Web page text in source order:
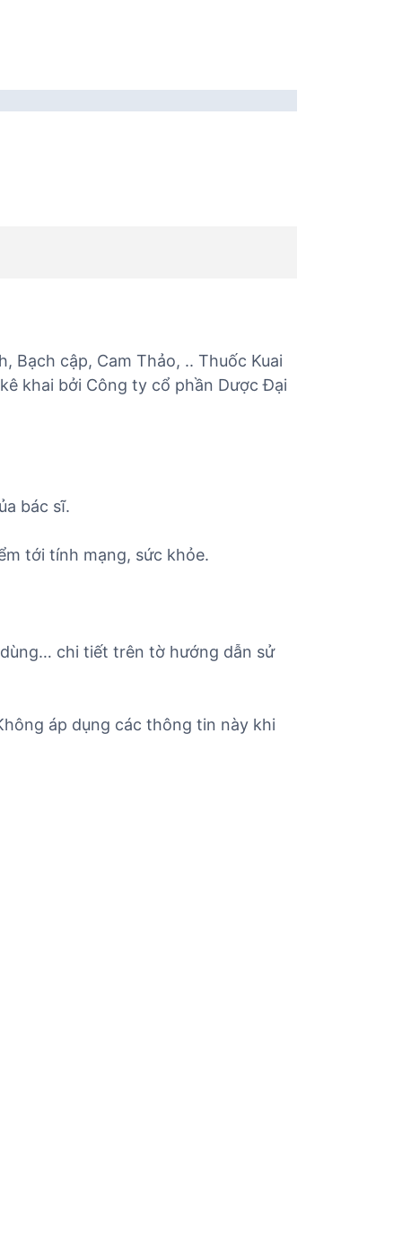
Bạch cập, Cam Thảo, .. Thuốc Kuai
khai bởi Công ty cổ phần Dược Đại
bác sĩ.
tới tính mạng, sức khỏe.
chi tiết trên tờ hướng dẫn sử
áp dụng các thông tin này khi